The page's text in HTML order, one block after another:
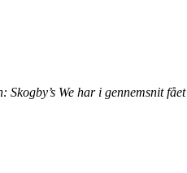
We har i gennemsnit fået